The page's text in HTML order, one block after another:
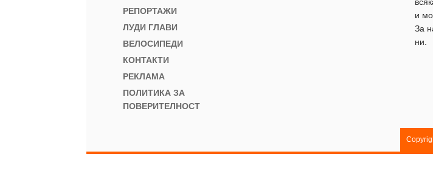
РЕПОРТАЖИ
ЛУДИ ГЛАВИ
ВЕЛОСИПЕДИ
КОНТАКТИ
РЕКЛАМА
ПОЛИТИКА ЗА
ПОВЕРИТЕЛНОСТ
и
За
ни.